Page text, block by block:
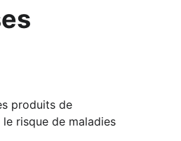
produits de
risque de maladies